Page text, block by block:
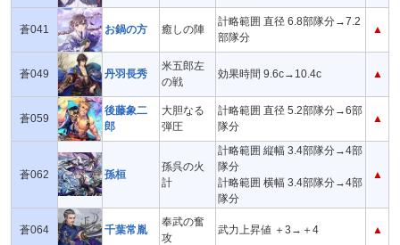
蒼041 お鍋の方 癒しの陣
計略範囲 直径 6.8部隊分→7.2
部隊分
▲
蒼049 丹羽長秀
米五郎左
の戦
効果時間 9.6c→10.4c ▲
蒼059
後藤象二
郎
大胆なる
弾圧
計略範囲 直径 5.2部隊分→6部
隊分
▲
蒼062 孫桓
孫呉の火
計
計略範囲 縦幅 3.4部隊分→4部
隊分
計略範囲 横幅 3.4部隊分→4部
隊分
▲
蒼064 千葉常胤
奉武の奮
攻
武力上昇値 ＋3→＋4 ▲